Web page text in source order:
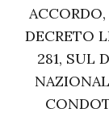
DECRETO
281, SUL